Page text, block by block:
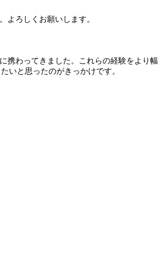
よろしくお願いします。
携わってきました。これらの経験をより幅
いと思ったのがきっかけです。